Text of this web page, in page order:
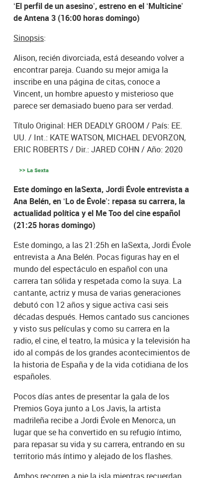
‘El perfil de un asesino’, estreno en el ‘Multicine’
de Antena 3 (16:00 horas domingo)
Sinopsis:
Alison, recién divorciada, está deseando volver a
encontrar pareja. Cuando su mejor amiga la
inscribe en una página de citas, conoce a
Vincent, un hombre apuesto y misterioso que
parece ser demasiado bueno para ser verdad.
Título Original: HER DEADLY GROOM / País: EE.
UU. / Int.: KATE WATSON, MICHAEL DEVORZON,
ERIC ROBERTS / Dir.: JARED COHN / Año: 2020
Este domingo en laSexta, Jordi Évole entrevista a
Ana Belén, en ‘Lo de Évole’: repasa su carrera, la
actualidad política y el Me Too del cine español
(21:25 horas domingo)
Este domingo, a las 21:25h en laSexta, Jordi Évole
entrevista a Ana Belén. Pocas figuras hay en el
mundo del espectáculo en español con una
carrera tan sólida y respetada como la suya. La
cantante, actriz y musa de varias generaciones
debutó con 12 años y sigue activa casi seis
décadas después. Hemos cantado sus canciones
y visto sus películas y como su carrera en la
radio, el cine, el teatro, la música y la televisión ha
ido al compás de los grandes acontecimientos de
la historia de España y de la vida cotidiana de los
españoles.
Pocos días antes de presentar la gala de los
Premios Goya junto a Los Javis, la artista
madrileña recibe a Jordi Évole en Menorca, un
lugar que se ha convertido en su refugio íntimo,
para repasar su vida y su carrera, entrando en su
territorio más íntimo y alejado de los flashes.